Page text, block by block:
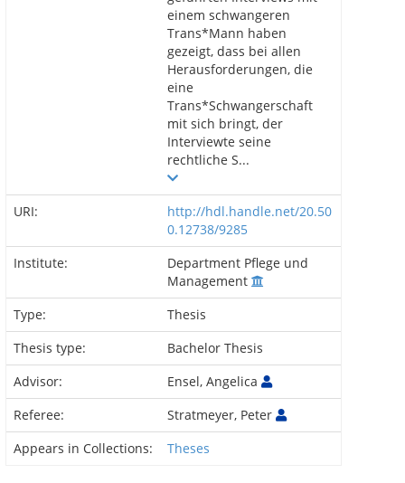
einem schwangeren
Trans*Mann haben
gezeigt, dass bei allen
Herausforderungen, die
eine
Trans*Schwangerschaft
mit sich bringt, der
Interviewte seine
rechtliche S...
URI:
http://hdl.handle.net/20.50
0.12738/9285
Institute:
Department Pflege und
Management
Type:
Thesis
Thesis type:
Bachelor Thesis
Advisor:
Ensel, Angelica
Referee:
Stratmeyer, Peter
Appears in Collections:
Theses